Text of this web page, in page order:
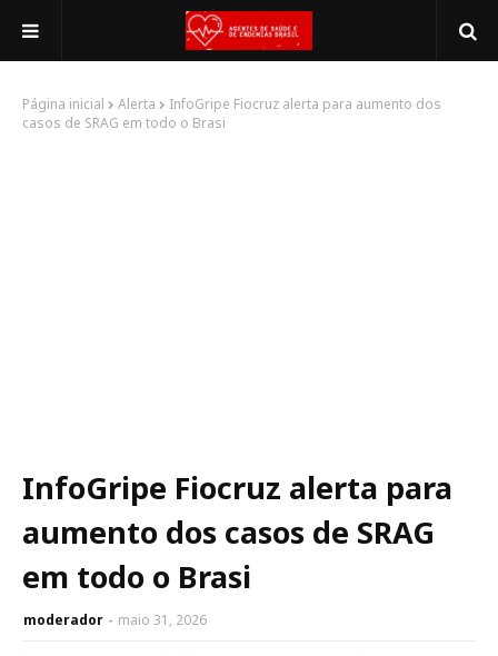
Página inicial Alerta
InfoGripe Fiocruz alerta para aumento dos
casos de SRAG em todo o Brasi
InfoGripe Fiocruz alerta para
aumento dos casos de SRAG
em todo o Brasi
moderador maio 31, 2026